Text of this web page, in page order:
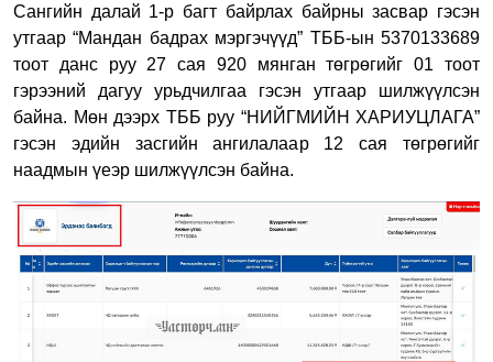
Сангийн далай 1-р багт байрлах байрны засвар гэсэн
утгаар “Мандан бадрах мэргэчүүд” ТББ-ын 5370133689
тоот данс руу 27 сая 920 мянган төгрөгийг 01 тоот
гэрээний дагуу урьдчилгаа гэсэн утгаар шилжүүлсэн
байна. Мөн дээрх ТББ руу “НИЙГМИЙН ХАРИУЦЛАГА”
гэсэн эдийн засгийн ангилалаар 12 сая төгрөгийг
наадмын үеэр шилжүүлсэн байна.